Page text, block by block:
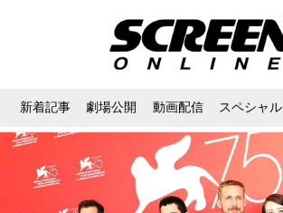
新着記事 劇場公開 動画配信 スペシャル